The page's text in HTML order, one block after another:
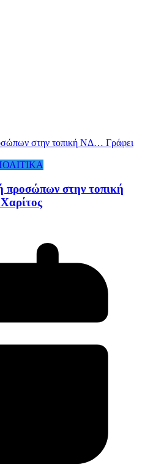
προσώπων στην τοπική